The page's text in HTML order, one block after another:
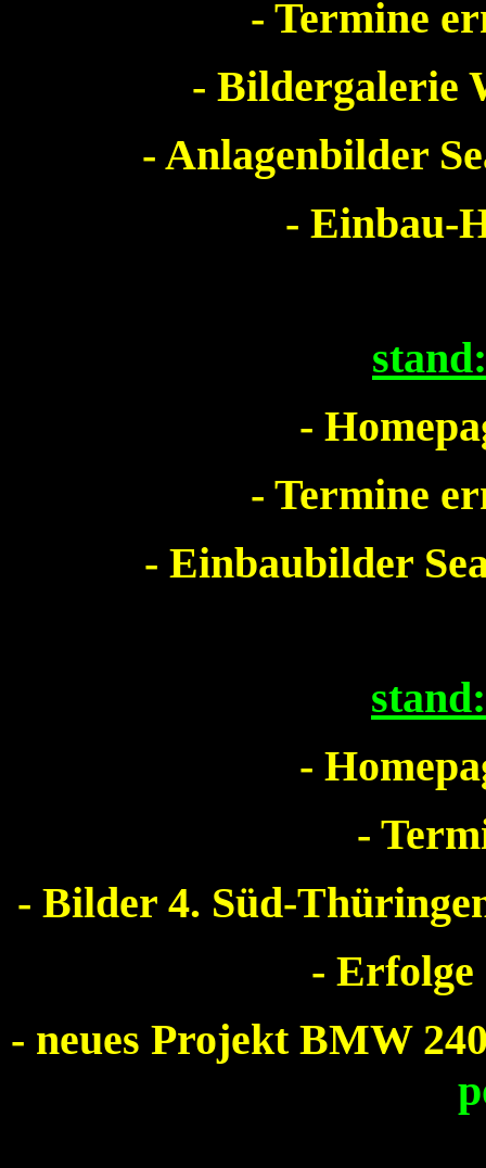
- Termine
- Bildergalerie
- Anlagenbilder
- Einbau-
-
- Termine
- Einbaubilder
-
-
- Bilder 4. Süd-
- Erfolge
- neues Projekt BMW